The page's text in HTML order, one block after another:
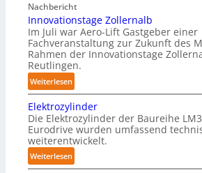
h
y
s
a
A
a
n
k
h
u
A
u
s
r
u
n
i
e
u
n
d
k
o
r
r
o
s
g
a
z
n
-
B
e
l
a
d
u
n
Nachbericht
Innovationstage Zollernalb
Im Juli war Aero-Lift Gastgeber einer
Fachveranstaltung zur Zukunft des
Rahmen der Innovationstage
Reutlingen.
Weiterlesen:
I
n
n
o
v
a
Elektrozylinder
Die Elektrozylinder der Baureihe
Eurodrive wurden umfassend
weiterentwickelt.
Weiterlesen:
E